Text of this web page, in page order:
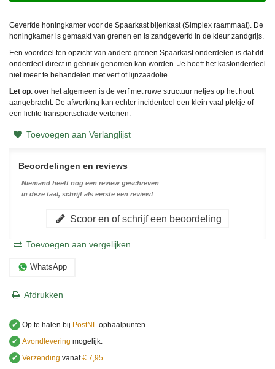
Geverfde honingkamer voor de Spaarkast bijenkast (Simplex raammaat). De
honingkamer is gemaakt van grenen en is zandgeverfd in de kleur zandgrijs.
Een voordeel ten opzicht van andere grenen Spaarkast onderdelen is dat dit
onderdeel direct in gebruik genomen kan worden. Je hoeft het kastonderdeel
niet meer te behandelen met verf of lijnzaadolie.
Let op: over het algemeen is de verf met ruwe structuur netjes op het hout
aangebracht. De afwerking kan echter incidenteel een klein vaal plekje of
een lichte transportschade vertonen.
Toevoegen aan Verlanglijst
Beoordelingen en reviews
Niemand heeft nog een review geschreven
in deze taal, schrijf als eerste een review!
Scoor en of schrijf een beoordeling
Toevoegen aan vergelijken
WhatsApp
Afdrukken
✔ Op te halen bij PostNL ophaalpunten.
✔ Avondlevering mogelijk.
✔ Verzending vanaf€ 7,95